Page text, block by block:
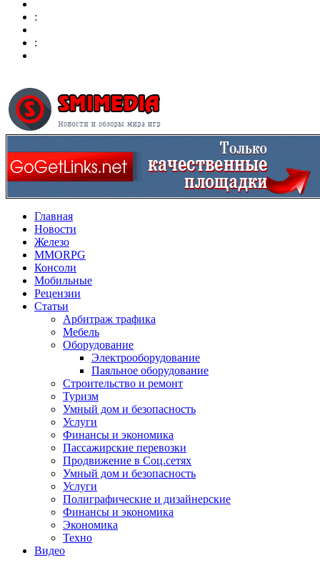
:
:
Главная
Новости
Железо
MMORPG
Консоли
Мобильные
Рецензии
Статьи
Арбитраж трафика
Мебель
Оборудование
Электрооборудование
Паяльное оборудование
Строительство и ремонт
Туризм
Умный дом и безопасность
Услуги
Финансы и экономика
Пассажирские перевозки
Продвижение в Соц.сетях
Умный дом и безопасность
Услуги
Полиграфические и дизайнерские
Финансы и экономика
Экономика
Техно
Видео